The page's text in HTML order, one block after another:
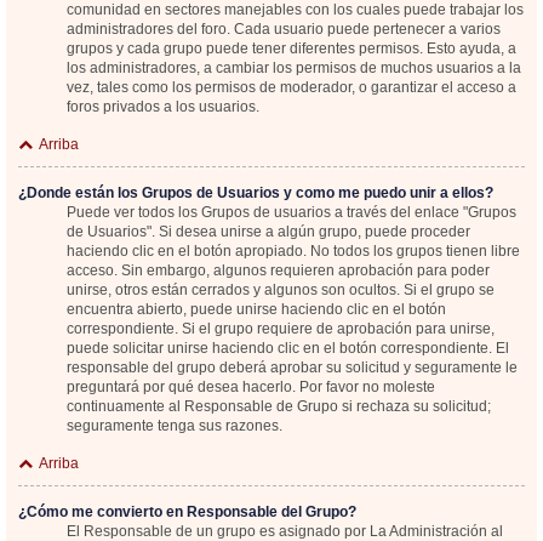
comunidad en sectores manejables con los cuales puede trabajar los
administradores del foro. Cada usuario puede pertenecer a varios
grupos y cada grupo puede tener diferentes permisos. Esto ayuda, a
los administradores, a cambiar los permisos de muchos usuarios a la
vez, tales como los permisos de moderador, o garantizar el acceso a
foros privados a los usuarios.
Arriba
¿Donde están los Grupos de Usuarios y como me puedo unir a ellos?
Puede ver todos los Grupos de usuarios a través del enlace "Grupos
de Usuarios". Si desea unirse a algún grupo, puede proceder
haciendo clic en el botón apropiado. No todos los grupos tienen libre
acceso. Sin embargo, algunos requieren aprobación para poder
unirse, otros están cerrados y algunos son ocultos. Si el grupo se
encuentra abierto, puede unirse haciendo clic en el botón
correspondiente. Si el grupo requiere de aprobación para unirse,
puede solicitar unirse haciendo clic en el botón correspondiente. El
responsable del grupo deberá aprobar su solicitud y seguramente le
preguntará por qué desea hacerlo. Por favor no moleste
continuamente al Responsable de Grupo si rechaza su solicitud;
seguramente tenga sus razones.
Arriba
¿Cómo me convierto en Responsable del Grupo?
El Responsable de un grupo es asignado por La Administración al